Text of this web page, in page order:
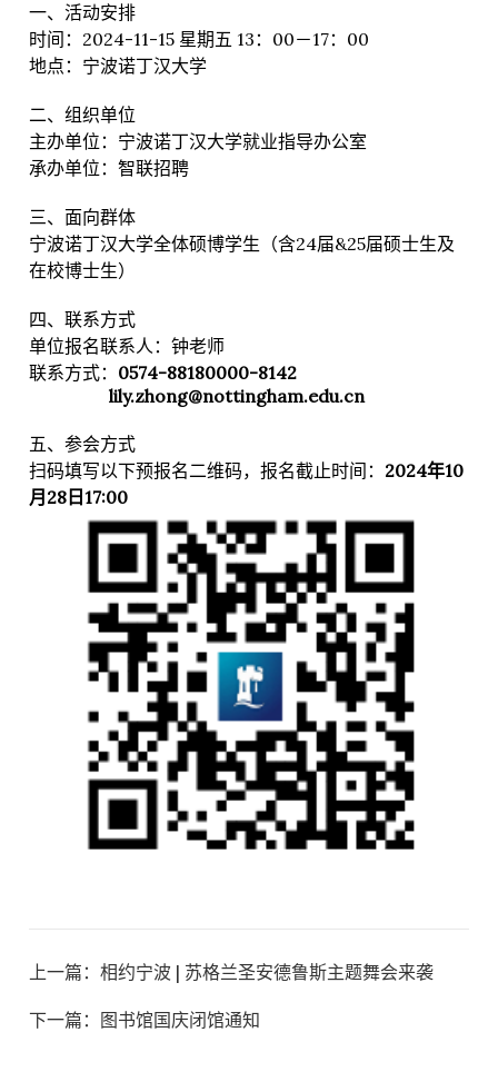
一、活动安排
时间：2024-11-15 星期五 13：00－17：00
地点：宁波诺丁汉大学
二、组织单位
主办单位：宁波诺丁汉大学就业指导办公室
承办单位：智联招聘
三、面向群体
宁波诺丁汉大学全体硕博学生（含24届&25届硕士生及
在校博士生）
四、联系方式
单位报名联系人：钟老师
联系方式： 0574-88180000-8142
lily.zhong@nottingham.edu.cn
五、参会方式
扫码填写以下预报名二维码，报名截止时间： 2024年10
月28日17:00
上一篇： 相约宁波 | 苏格兰圣安德鲁斯主题舞会来袭
下一篇： 图书馆国庆闭馆通知